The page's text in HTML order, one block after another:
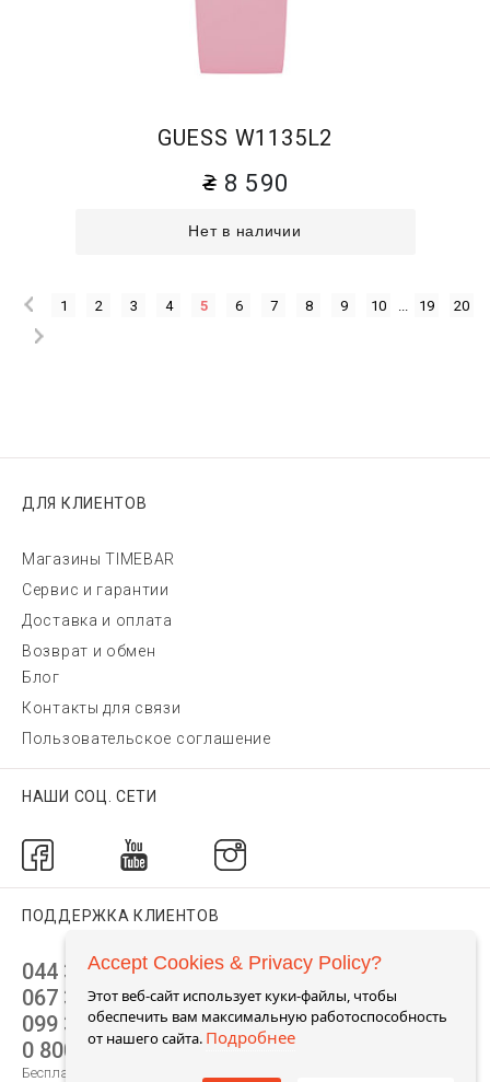
GUESS W1135L2
8 590
Нет в наличии
1 2 3 4 5 6 7 8 9 10 19 20
ДЛЯ КЛИЕНТОВ
Магазины TIMEBAR
Сервис и гарантии
Доставка и оплата
Возврат и обмен
Блог
Контакты для связи
Пользовательское соглашение
НАШИ СОЦ. СЕТИ
ПОДДЕРЖКА КЛИЕНТОВ
044 392 44 45
067 344 14 44 (viber)
099 399 23 80
0 800 305 805
Бесплатно по Украине
Accept Cookies & Privacy Policy?
Этот веб-сайт использует куки-файлы, чтобы
обеспечить вам максимальную работоспособность
от нашего сайта. Подробнее